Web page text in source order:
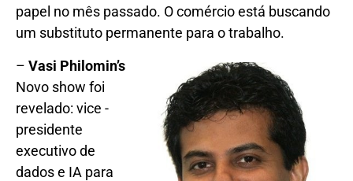
papel no mês passado. O comércio está buscando
um substituto permanente para o trabalho.
– Vasi Philomin’s
Novo show foi
revelado: vice -
presidente
executivo de
dados e IA para